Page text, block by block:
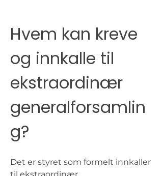
Hvem kan kreve
og innkalle til
ekstraordinær
generalforsamlin
g?
Det er styret som formelt innkaller